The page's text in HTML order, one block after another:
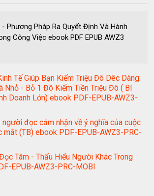
Phương Pháp Ra Quyết Định Và Hành
Công Việc ebook PDF EPUB AWZ3
Tế Giúp Bạn Kiếm Triệu Đô Dêc Dàng:
Nhỏ - Bỏ 1 Đô Kiếm Tiền Triệu Đô ( Bí
Doanh Lớn) ebook PDF-EPUB-AWZ3-
người đọc cảm nhận về ý nghĩa của cuộc
(TB) ebook PDF-EPUB-AWZ3-PRC-
Tâm - Thấu Hiểu Người Khác Trong
EPUB-AWZ3-PRC-MOBI